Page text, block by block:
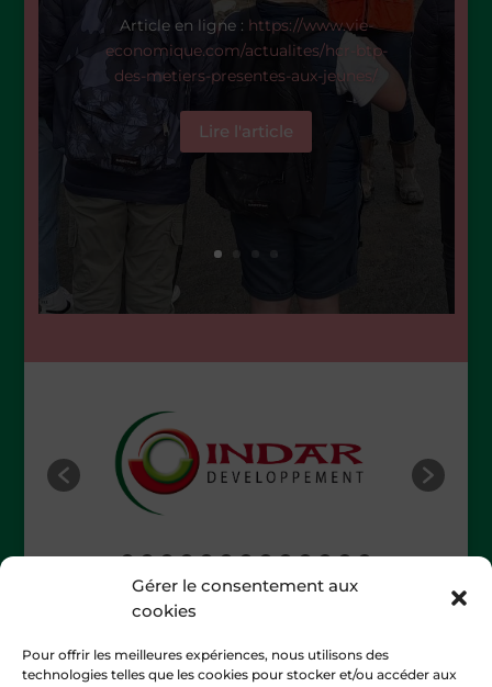
Gérer le consentement aux
cookies
Pour offrir les meilleures expériences, nous utilisons des
technologies telles que les cookies pour stocker et/ou accéder aux
Article en ligne : https://www.vie-
economique.com/actualites/hcr-btp-
des-metiers-presentes-aux-jeunes/
Lire l'article
Dossier de presse
L'affiche